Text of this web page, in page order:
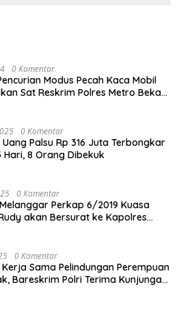
0 Komentar
Modus Pecah Kaca Mobil
Sat Reskrim Polres Metro Bekasi
0 Komentar
Palsu Rp 316 Juta Terbongkar
Hari, 8 Orang Dibekuk
0 Komentar
Perkap 6/2019 Kuasa
akan Bersurat ke Kapolres
0 Komentar
Sama Pelindungan Perempuan
Bareskrim Polri Terima Kunjungan